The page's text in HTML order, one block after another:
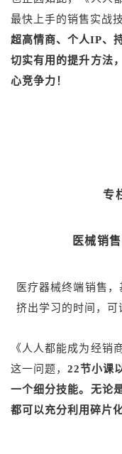
最快上手的销售实战
超高情商、个人IP、
切实有用的提升方法
心竞争力！
专
医械销
医疗器械终端销售
挤出学习的时间，可
《人人都能成为经销
这一问题， 22节小课
一个细分技能。无论
都可以充分利用碎片